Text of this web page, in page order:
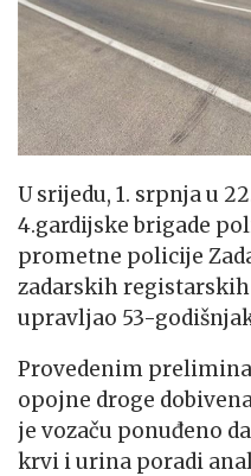
U srijedu, 1. srpnja u
4.gardijske brigade
prometne policije
zadarskih
upravljao 53-
Provedenim
opojne droge
je vozaču ponuđeno
krvi i urina poradi